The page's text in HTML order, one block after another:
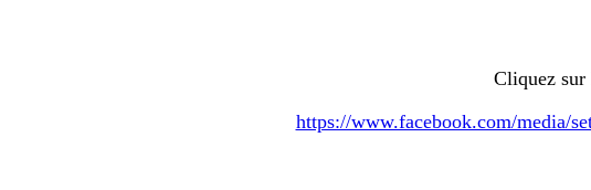
Cliquez
https://www.facebook.com/media/